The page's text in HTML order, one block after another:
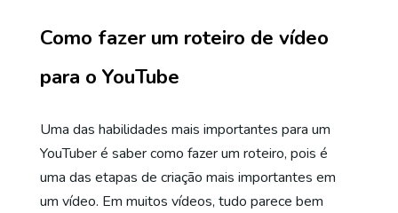
Como fazer um roteiro de vídeo
para o YouTube
Uma das habilidades mais importantes para um
YouTuber é saber como fazer um roteiro, pois é
uma das etapas de criação mais importantes em
um vídeo. Em muitos vídeos, tudo parece bem